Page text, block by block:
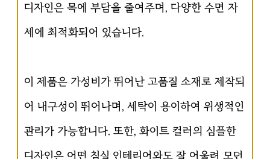
디자인은 목에 부담을 줄여주며, 다양한 수면 자
세에 최적화되어 있습니다.
이 제품은 가성비가 뛰어난 고품질 소재로 제작되
어 내구성이 뛰어나며, 세탁이 용이하여 위생적인
관리가 가능합니다. 또한, 화이트 컬러의 심플한
디자인은 어떤 침실 인테리어와도 잘 어울려 모던